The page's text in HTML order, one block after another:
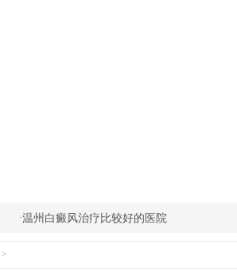
·温州白癜风治疗比较好的医院
>